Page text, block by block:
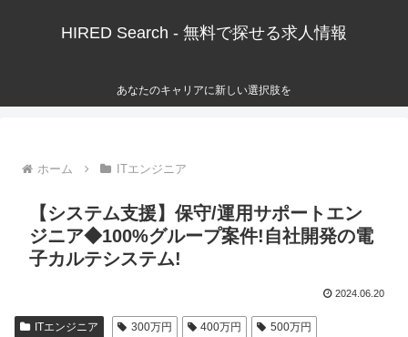
HIRED Search - 無料で探せる求人情報
あなたのキャリアに新しい選択肢を
ホーム ITエンジニア
【システム支援】保守/運用サポートエン
ジニア◆100%グループ案件!自社開発の電
子カルテシステム!
2024.06.20
ITエンジニア 300万円 400万円 500万円